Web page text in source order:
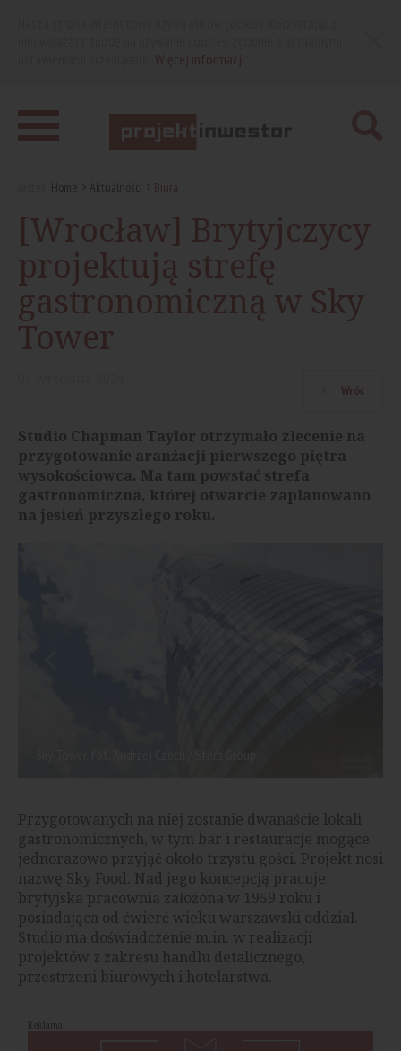
Home Aktualności Biura
[Wrocław] Brytyjczycy
projektują strefę
gastronomiczną w Sky
Tower
Wróć
Studio Chapman Taylor otrzymało zlecenie na
przygotowanie aranżacji pierwszego piętra
wysokościowca. Ma tam powstać strefa
gastronomiczna, której otwarcie zaplanowano
na jesień przyszłego roku.
Przygotowanych na niej zostanie dwanaście lokali
gastronomicznych, w tym bar i restauracje mogące
jednorazowo przyjąć około trzystu gości. Projekt nosi
nazwę Sky Food. Nad jego koncepcją pracuje
brytyjska pracownia założona w 1959 roku i
posiadająca od ćwierć wieku warszawski oddział.
Studio ma doświadczenie m.in. w realizacji
projektów z zakresu handlu detalicznego,
przestrzeni biurowych i hotelarstwa.
Reklama